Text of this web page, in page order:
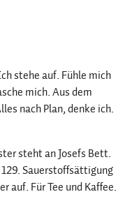
stehe auf. Fühle mich
mich. Aus dem
nach Plan, denke ich.
steht an Josefs Bett.
Sauerstoffsättigung
auf. Für Tee und Kaffee.